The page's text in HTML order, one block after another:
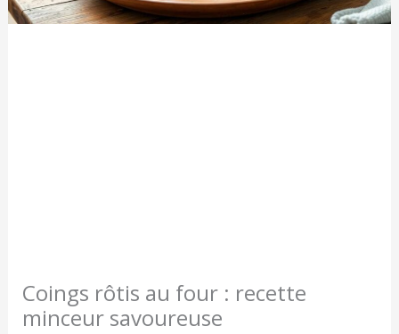
Coings rôtis au four : recette
minceur savoureuse